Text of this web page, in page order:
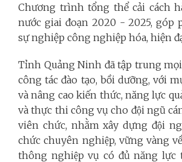
Chương trình tổng thể cải cách
nước giai đoạn 2020 - 2025, góp
sự nghiệp công nghiệp hóa, hiện
Tỉnh Quảng Ninh đã tập trung
công tác đào tạo, bồi dưỡng, với
và nâng cao kiến thức, năng lực
và thực thi công vụ cho đội ngũ
viên chức, nhằm xây dựng đội
chức chuyên nghiệp, vững vàng
thông nghiệp vụ có đủ năng lực